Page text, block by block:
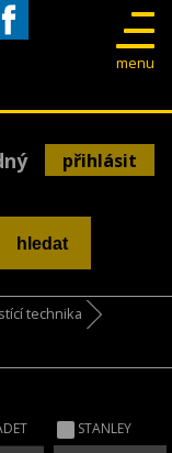
menu
přihlásit
technika
STANLEY